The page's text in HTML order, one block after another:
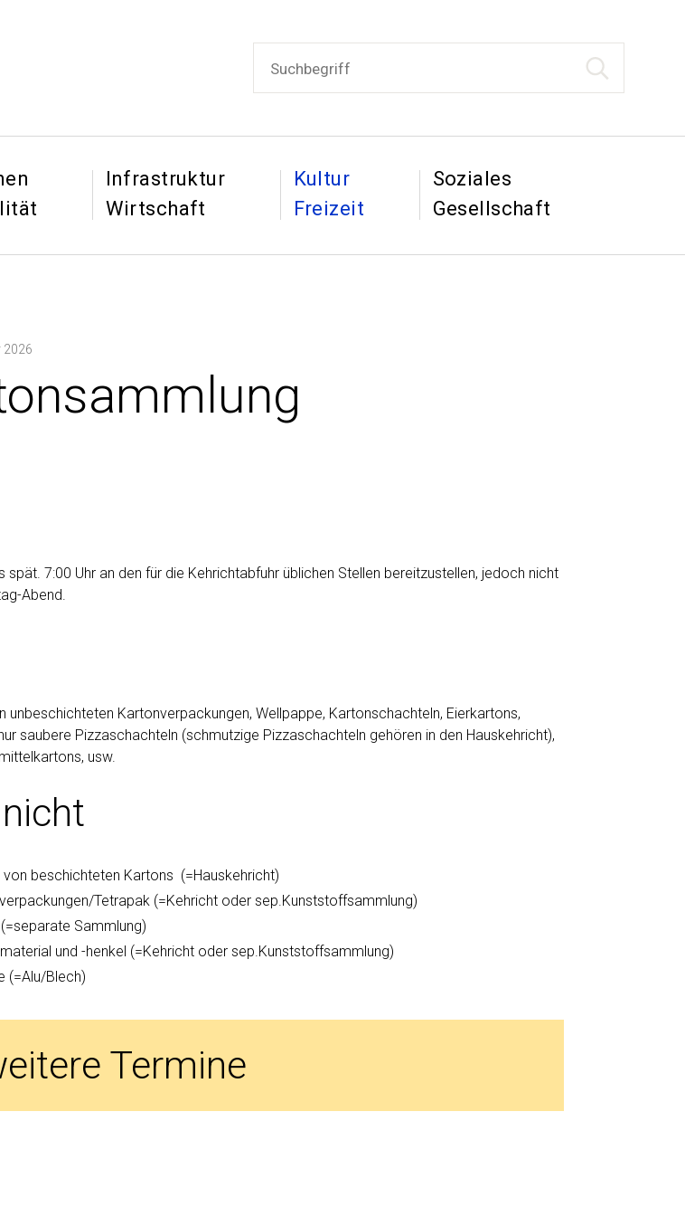
Suche starten
Hauptnavigation
Infrastruktur&
Wirtschaft
Kultur&
Freizeit
Soziales
Gesellschaft
2026
spät. 7:00 Uhr an den für die Kehrichtabfuhr üblichen Stellen bereitzustellen, jedoch nicht
Abend.
unbeschichteten Kartonverpackungen, Wellpappe, Kartonschachteln, Eierkartons,
saubere Pizzaschachteln (schmutzige Pizzaschachteln gehören in den Hauskehricht),
usw.
von beschichteten Kartons (=Hauskehricht)
Tetrapak (=Kehricht oder sep.Kunststoffsammlung)
Sammlung)
und -henkel (=Kehricht oder sep.Kunststoffsammlung)
(=Alu/Blech)
Termine